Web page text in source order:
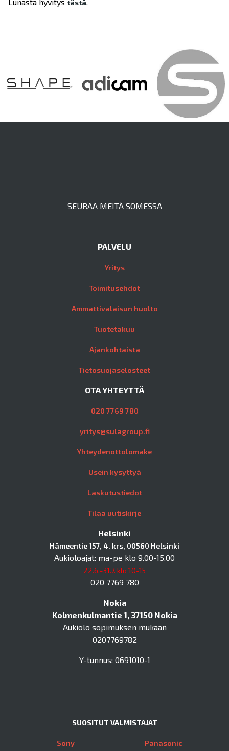
tästä
SEURAA MEITÄ SOMESSA
PALVELU
Yritys
Toimitusehdot
Ammattivalaisun huolto
Tuotetakuu
Ajankohtaista
Tietosuojaselosteet
OTA YHTEYTTÄ
020 7769 780
yritys@sulagroup.fi
Yhteydenottolomake
Usein kysyttyä
Laskutustiedot
Tilaa uutiskirje
Helsinki
Hämeentie 157, 4. krs, 00560 Helsinki
Aukioloajat: ma-pe klo 9.00-15.00
22.6.-31.7. klo 10-15
020 7769 780
Nokia
Kolmenkulmantie 1, 37150 Nokia
Aukiolo sopimuksen mukaan
0207769782
Y-tunnus: 0691010-1
SUOSITUT VALMISTAJAT
Sony Panasonic